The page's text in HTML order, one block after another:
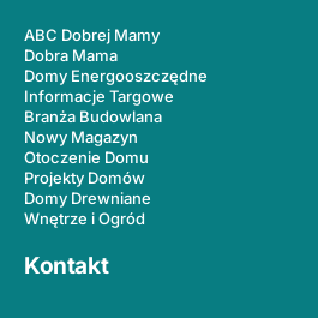
ABC Dobrej Mamy
Dobra Mama
Domy Energooszczędne
Informacje Targowe
Branża Budowlana
Nowy Magazyn
Otoczenie Domu
Projekty Domów
Domy Drewniane
Wnętrze i Ogród
Kontakt